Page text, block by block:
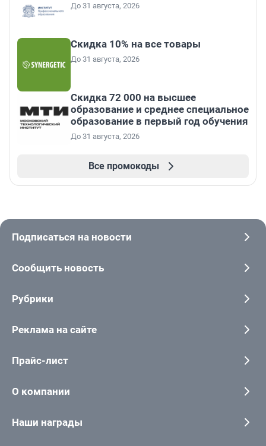
До 31 августа, 2026
Скидка 10% на все товары
До 31 августа, 2026
Скидка 72 000 на высшее
образование и среднее специальное
образование в первый год обучения
До 31 августа, 2026
Все промокоды
Подписаться на новости
Сообщить новость
Рубрики
Реклама на сайте
Прайс-лист
О компании
Наши награды